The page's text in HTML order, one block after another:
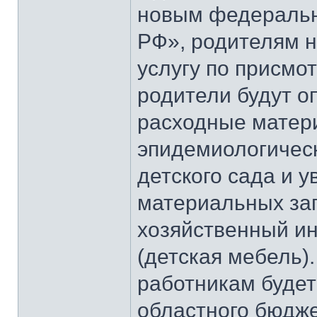
новым
РФ», родителям
услугу по
родители будут
расходные
детского сада и
материальных
хозяйственный
(детская
работникам
областного